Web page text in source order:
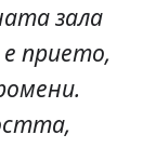
зала
прието,